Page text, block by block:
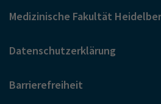
Medizinische Fakultät
Datenschutzerklärung
Barrierefreiheit